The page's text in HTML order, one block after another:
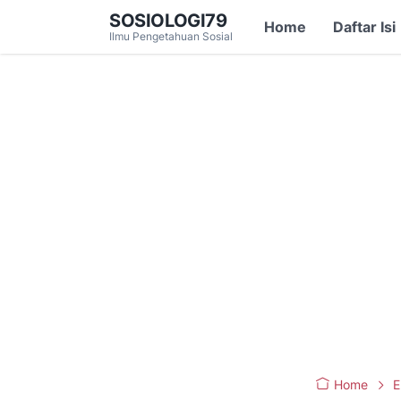
SOSIOLOGI79
Ilmu Pengetahuan Sosial
Home Daftar Isi
Home